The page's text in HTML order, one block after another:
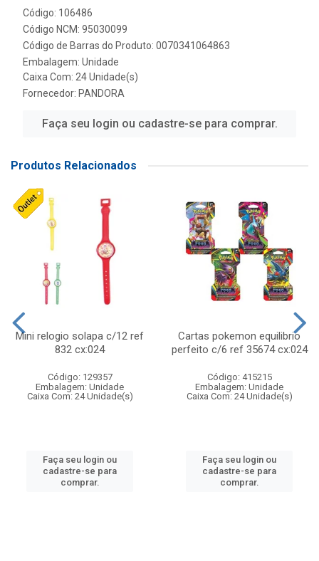
Código: 106486
Código NCM: 95030099
Código de Barras do Produto: 0070341064863
Embalagem: Unidade
Caixa Com: 24 Unidade(s)
Fornecedor: PANDORA
Faça seu login ou cadastre-se para comprar.
Produtos Relacionados
Mini relogio solapa c/12 ref
832 cx:024
Código: 129357
Embalagem: Unidade
Caixa Com: 24 Unidade(s)
Faça seu login ou
cadastre-se para
comprar.
Cartas pokemon equilibrio
perfeito c/6 ref 35674 cx:024
Código: 415215
Embalagem: Unidade
Caixa Com: 24 Unidade(s)
Faça seu login ou
cadastre-se para
comprar.